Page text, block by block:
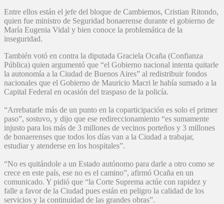
Entre ellos están el jefe del bloque de Cambiemos, Cristian Ritondo,
quien fue ministro de Seguridad bonaerense durante el gobierno de
María Eugenia Vidal y bien conoce la problemática de la
inseguridad.
También votó en contra la diputada Graciela Ocaña (Confianza
Pública) quien argumentó que “el Gobierno nacional intenta quitarle
la autonomía a la Ciudad de Buenos Aires” al redistribuir fondos
nacionales que el Gobierno de Mauricio Macri le había sumado a la
Capital Federal en ocasión del traspaso de la policía.
“Arrebatarle más de un punto en la coparticipación es solo el primer
paso”, sostuvo, y dijo que ese redireccionamiento “es sumamente
injusto para los más de 3 millones de vecinos porteños y 3 millones
de bonaerenses que todos los días van a la Ciudad a trabajar,
estudiar y atenderse en los hospitales”.
“No es quitándole a un Estado autónomo para darle a otro como se
crece en este país, ese no es el camino”, afirmó Ocaña en un
comunicado. Y pidió que “la Corte Suprema actúe con rapidez y
falle a favor de la Ciudad pues están en peligro la calidad de los
servicios y la continuidad de las grandes obras”.